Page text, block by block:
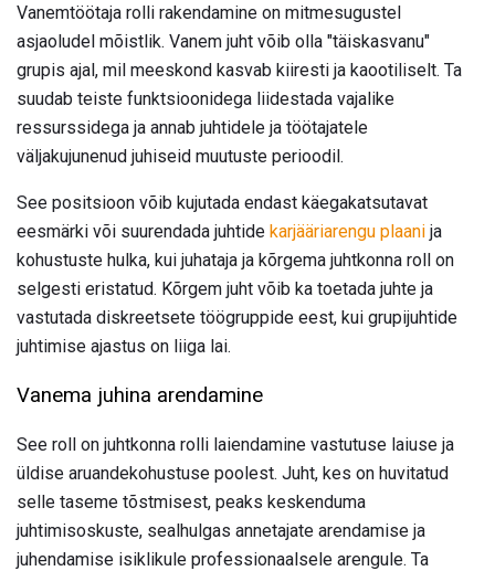
Vanemtöötaja rolli rakendamine on mitmesugustel
asjaoludel mõistlik. Vanem juht võib olla "täiskasvanu"
grupis ajal, mil meeskond kasvab kiiresti ja kaootiliselt. Ta
suudab teiste funktsioonidega liidestada vajalike
ressurssidega ja annab juhtidele ja töötajatele
väljakujunenud juhiseid muutuste perioodil.
See positsioon võib kujutada endast käegakatsutavat
eesmärki või suurendada juhtide karjääriarengu plaani ja
kohustuste hulka, kui juhataja ja kõrgema juhtkonna roll on
selgesti eristatud. Kõrgem juht võib ka toetada juhte ja
vastutada diskreetsete töögruppide eest, kui grupijuhtide
juhtimise ajastus on liiga lai.
Vanema juhina arendamine
See roll on juhtkonna rolli laiendamine vastutuse laiuse ja
üldise aruandekohustuse poolest. Juht, kes on huvitatud
selle taseme tõstmisest, peaks keskenduma
juhtimisoskuste, sealhulgas annetajate arendamise ja
juhendamise isiklikule professionaalsele arengule. Ta